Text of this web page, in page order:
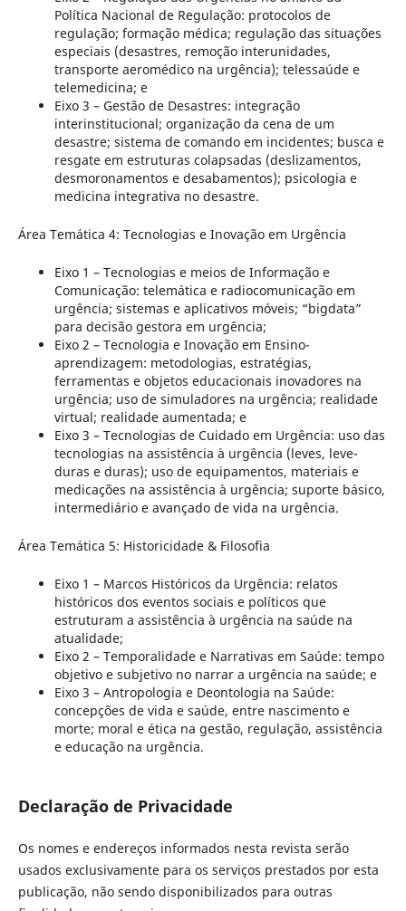
Política Nacional de Regulação: protocolos de
regulação; formação médica; regulação das situações
especiais (desastres, remoção interunidades,
transporte aeromédico na urgência); telessaúde e
telemedicina; e
Eixo 3 – Gestão de Desastres: integração
interinstitucional; organização da cena de um
desastre; sistema de comando em incidentes; busca e
resgate em estruturas colapsadas (deslizamentos,
desmoronamentos e desabamentos); psicologia e
medicina integrativa no desastre.
Área Temática 4: Tecnologias e Inovação em Urgência
Eixo 1 – Tecnologias e meios de Informação e
Comunicação: telemática e radiocomunicação em
urgência; sistemas e aplicativos móveis; “bigdata”
para decisão gestora em urgência;
Eixo 2 – Tecnologia e Inovação em Ensino-
aprendizagem: metodologias, estratégias,
ferramentas e objetos educacionais inovadores na
urgência; uso de simuladores na urgência; realidade
virtual; realidade aumentada; e
Eixo 3 – Tecnologias de Cuidado em Urgência: uso das
tecnologias na assistência à urgência (leves, leve-
duras e duras); uso de equipamentos, materiais e
medicações na assistência à urgência; suporte básico,
intermediário e avançado de vida na urgência.
Área Temática 5: Historicidade & Filosofia
Eixo 1 – Marcos Históricos da Urgência: relatos
históricos dos eventos sociais e políticos que
estruturam a assistência à urgência na saúde na
atualidade;
Eixo 2 – Temporalidade e Narrativas em Saúde: tempo
objetivo e subjetivo no narrar a urgência na saúde; e
Eixo 3 – Antropologia e Deontologia na Saúde:
concepções de vida e saúde, entre nascimento e
morte; moral e ética na gestão, regulação, assistência
e educação na urgência.
Declaração de Privacidade
Os nomes e endereços informados nesta revista serão
usados exclusivamente para os serviços prestados por esta
publicação, não sendo disponibilizados para outras